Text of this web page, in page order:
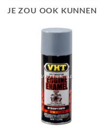
JE ZOU OOK